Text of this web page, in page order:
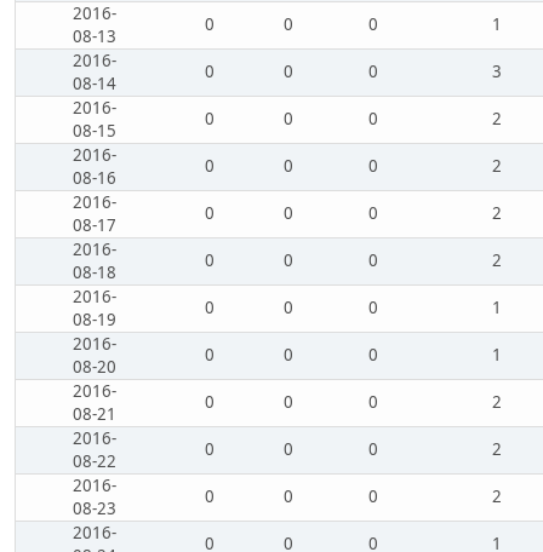
2016-
08-13
0 0 0
1
2016-
08-14
0 0 0
3
2016-
08-15
0 0 0
2
2016-
08-16
0 0 0
2
2016-
08-17
0 0 0
2
2016-
08-18
0 0 0
2
2016-
08-19
0 0 0
1
2016-
08-20
0 0 0
1
2016-
08-21
0 0 0
2
2016-
08-22
0 0 0
2
2016-
08-23
0 0 0
2
2016-
0 0 0
1